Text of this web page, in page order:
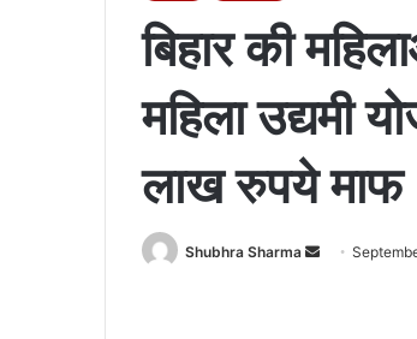
बिहार की
महिला उद्यमी
लाख रुपये माफ
Shubhra Sharma
Send